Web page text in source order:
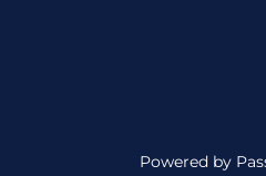
Powered by